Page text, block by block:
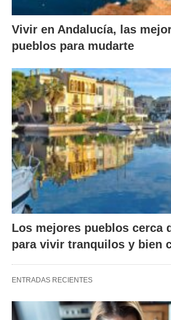
Vivir en Andalucía, las
pueblos para mudarte
Los mejores pueblos cerca
para vivir tranquilos y bien
ENTRADAS RECIENTES